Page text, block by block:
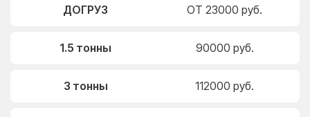
ДОГРУЗ ОТ 23000 руб.
1.5 тонны 90000 руб.
3 тонны 112000 руб.